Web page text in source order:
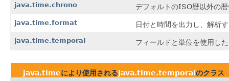
java.time.chrono デフォルトのISO暦以外の
java.time.format 日付と時間を出力し、解析
java.time.temporal フィールドと単位を使用し
java.timeにより使用されるjava.time.temporalのクラス